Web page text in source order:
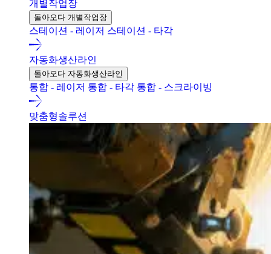
개별작업장
돌아오다 개별작업장
스테이션 - 레이저 스테이션 - 타각
자동화생산라인
돌아오다 자동화생산라인
통합 - 레이저 통합 - 타각 통합 - 스크라이빙
맞춤형솔루션